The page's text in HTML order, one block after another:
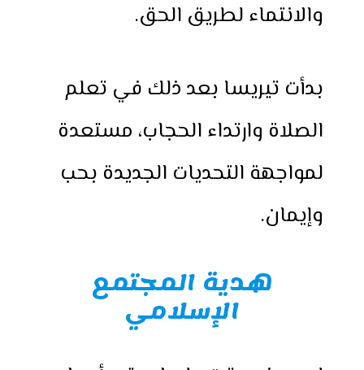
والانتماء لطريق الحق.
بدأت تيريسا بعد ذلك في تعلم
الصلاة وارتداء الحجاب، مستعدة
لمواجهة التحديات الجديدة بحب
وإيمان.
هدية المجتمع
الإسلامي